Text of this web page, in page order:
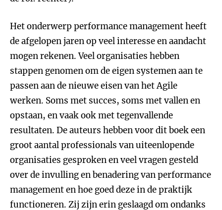
Het onderwerp performance management heeft
de afgelopen jaren op veel interesse en aandacht
mogen rekenen. Veel organisaties hebben
stappen genomen om de eigen systemen aan te
passen aan de nieuwe eisen van het Agile
werken. Soms met succes, soms met vallen en
opstaan, en vaak ook met tegenvallende
resultaten. De auteurs hebben voor dit boek een
groot aantal professionals van uiteenlopende
organisaties gesproken en veel vragen gesteld
over de invulling en benadering van performance
management en hoe goed deze in de praktijk
functioneren. Zij zijn erin geslaagd om ondanks